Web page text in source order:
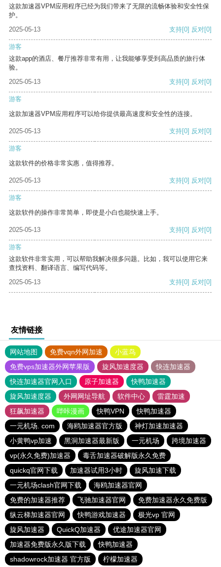
这款加速器VPM应用程序已经为我们带来了无限的流畅体验和安全性保
护。
2025-05-13
支持[0] 反对[0]
游客
这款app的酒店、餐厅推荐非常有用，让我能够享受到高品质的旅行体
验。
2025-05-13
支持[0] 反对[0]
游客
这款加速器VPM应用程序可以给你提供最高速度和安全性的连接。
2025-05-13 支持[0] 反对[0]
游客
这款软件的价格非常实惠，值得推荐。
2025-05-13 支持[0] 反对[0]
游客
这款软件的操作非常简单，即使是小白也能快速上手。
2025-05-13 支持[0] 反对[0]
游客
这款软件非常实用，可以帮助我解决很多问题。比如，我可以使用它来
查找资料、翻译语言、编写代码等。
2025-05-13
支持[0] 反对[0]
友情链接
网站地图 免费vqn外网加速
小蓝鸟
免费vps加速器外网苹果版
旋风加速度器
快连加速器
快连加速器官网入口
原子加速器
快鸭加速器
旋风加速度器
外网网址导航 软件中心
雷霆加速
狂飙加速器
哔咔漫画 快鸭VPN
快鸭加速器
一元机场. com
海鸥加速器官方版
神灯加速加速器
小黄鸭vp加速
黑洞加速器最新版 一元机场
跨境加速器
vp(永久免费)加速器
毒舌加速器破解版永久免费
quickq官网下载
加速器试用3小时
旋风加速下载
一元机场clash官网下载
海鸥加速器官网
免费的加速器推荐
飞驰加速器官网
免费加速器永久免费版
纵云梯加速器官网
快鸭游戏加速器
极光vp 官网
旋风加速器
QuickQ加速器
优途加速器官网
加速器免费版永久版下载
快鸭加速器
shadowrock加速器 官方版
柠檬加速器